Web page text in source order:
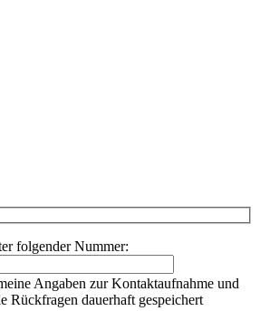
folgender Nummer:
Angaben zur Kontaktaufnahme und
Rückfragen dauerhaft gespeichert